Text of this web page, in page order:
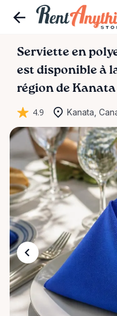
Serviette en
est disponible à
région de Kanata
4.9 Kanata,